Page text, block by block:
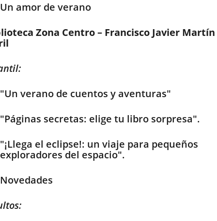
Un amor de verano
Zona Centro – Francisco Javier Martín
"Un verano de cuentos y aventuras"
"Páginas secretas: elige tu libro sorpresa".
"¡Llega el eclipse!: un viaje para pequeños
exploradores del espacio".
Novedades